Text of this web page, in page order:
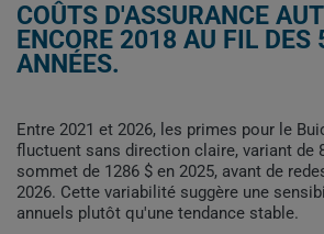
COÛTS D'ASSURANCE
ENCORE 2018 AU FIL DES
ANNÉES.
Entre 2021 et 2026, les primes pour le
fluctuent sans direction claire, variant de
sommet de 1286 $ en 2025, avant de
2026. Cette variabilité suggère une
annuels plutôt qu'une tendance stable.